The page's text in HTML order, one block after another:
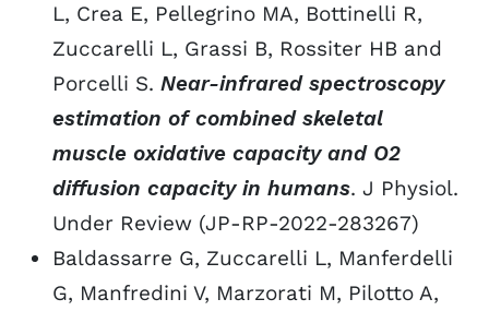
L, Crea E, Pellegrino MA, Bottinelli R,
Zuccarelli L, Grassi B, Rossiter HB and
Porcelli S. Near-infrared spectroscopy
estimation of combined skeletal
muscle oxidative capacity and O2
diffusion capacity in humans. J Physiol.
Under Review (JP-RP-2022-283267)
Baldassarre G, Zuccarelli L, Manferdelli
G, Manfredini V, Marzorati M, Pilotto A,